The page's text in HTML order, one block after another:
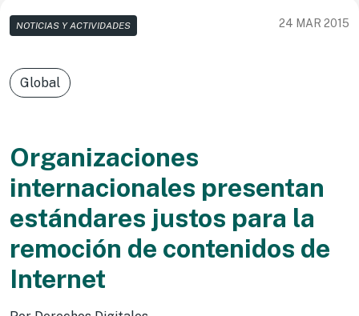
NOTICIAS Y ACTIVIDADES 24 MAR 2015
Global
Organizaciones
internacionales presentan
estándares justos para la
remoción de contenidos de
Internet